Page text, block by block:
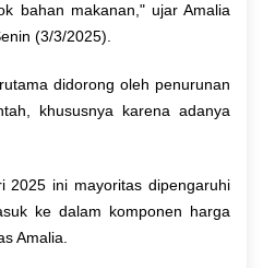
bahan makanan," ujar Amalia
(3/3/2025).
didorong oleh penurunan
khususnya karena adanya
2025 ini mayoritas dipengaruhi
ke dalam komponen harga
Amalia.